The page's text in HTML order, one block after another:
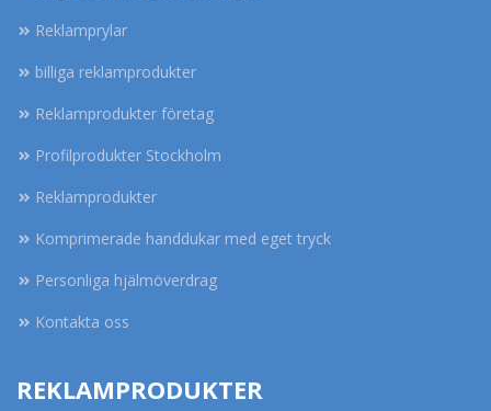
Reklamprylar
billiga reklamprodukter
Reklamprodukter företag
Profilprodukter Stockholm
Reklamprodukter
Komprimerade handdukar med eget tryck
Personliga hjälmöverdrag
Kontakta oss
REKLAMPRODUKTER